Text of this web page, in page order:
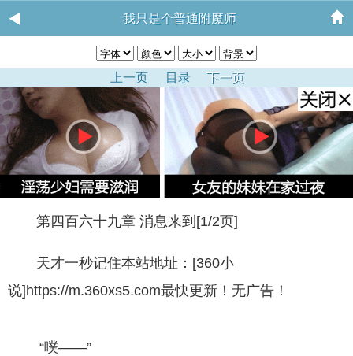
我只是个普通附魔师
上一页 目录 下一页
第四百六十九章 消息来到[1/2页]
天才一秒记住本站地址：[360小
说]https://m.360xs5.com最快更新！无广告！
“噗——”